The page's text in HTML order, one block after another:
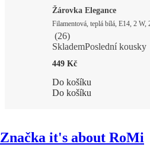
Žárovka Elegance
Filamentová, teplá bílá, E14, 2 W,
(26)
SklademPoslední kousky
449 Kč
Do košíku
Do košíku
Značka it's about RoMi